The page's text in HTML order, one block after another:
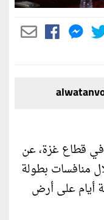
في قطاع غزة، عن
منافسات بطولة
أيام على أرض